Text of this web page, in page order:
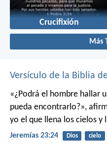
Crucifixión
Más
Versículo de la Biblia
«¿Podrá el hombre hallar
pueda encontrarlo?»,
yo el que llena los cielos y
Jeremías 23:24 Dios cielo